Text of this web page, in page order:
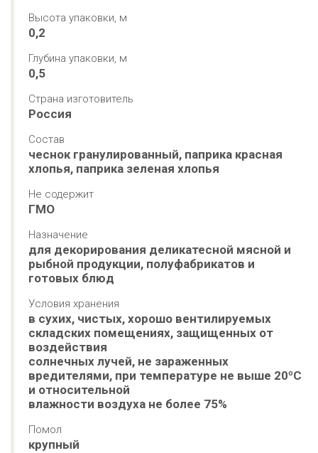
Высота упаковки, м
0,2
Глубина упаковки, м
0,5
Страна изготовитель
Россия
Состав
чеснок гранулированный, паприка красная
хлопья, паприка зеленая хлопья
Не содержит
ГМО
Назначение
для декорирования деликатесной мясной и
рыбной продукции, полуфабрикатов и
готовых блюд
Условия хранения
в сухих, чистых, хорошо вентилируемых
складских помещениях, защищенных от
воздействия
солнечных лучей, не зараженных
вредителями, при температуре не выше 20ºС
и относительной
влажности воздуха не более 75%
Помол
крупный